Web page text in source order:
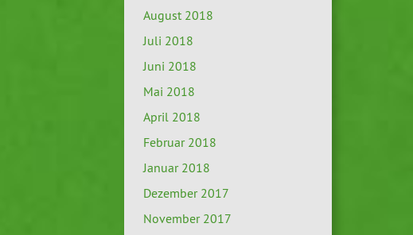
August 2018
Juli 2018
Juni 2018
Mai 2018
April 2018
Februar 2018
Januar 2018
Dezember 2017
November 2017